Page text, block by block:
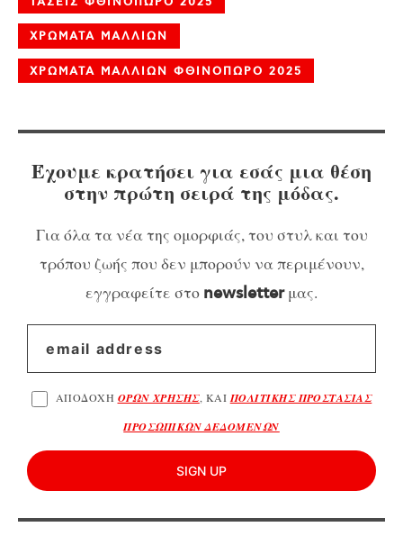
ΧΡΩΜΑΤΑ ΜΑΛΛΙΩΝ
ΧΡΩΜΑΤΑ ΜΑΛΛΙΩΝ ΦΘΙΝΟΠΩΡΟ 2025
Έχουμε κρατήσει για εσάς μια θέση
στην πρώτη σειρά της μόδας.
Για όλα τα νέα της ομορφιάς, του στυλ και του
τρόπου ζωής που δεν μπορούν να περιμένουν,
εγγραφείτε στο newsletterμας.
ΑΠΟΔΟΧΗ ΟΡΩΝ ΧΡΗΣΗΣ, ΚΑΙΠΟΛΙΤΙΚΗΣ ΠΡΟΣΤΑΣΙΑΣ
ΠΡΟΣΩΠΙΚΩΝ ΔΕΔΟΜΕΝΩΝ
SIGN UP